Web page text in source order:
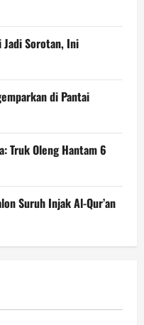
Jadi Sorotan, Ini
di Pantai
Truk Oleng Hantam 6
Suruh Injak Al-Qur’an